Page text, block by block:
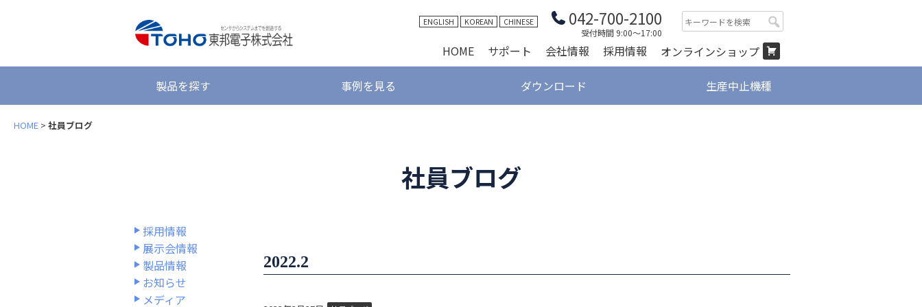
ENGLISH KOREAN CHINESE 042-700-2100
受付時間 9:00～17:00
検
索:
HOME
サポート 会社情報 採用情報 オンラインショップ
製品を探す 事例を見る ダウンロード 生産中止機種
HOME > 社員ブログ
社員ブログ
採用情報
展示会情報
製品情報
お知らせ
メディア
2022.2